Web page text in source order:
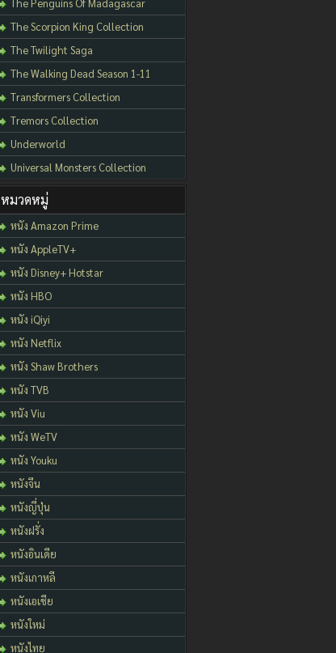
The Scorpion King Collection
The Twilight Saga
The Walking Dead Season 1-11
Transformers Collection
Tremors Collection
Underworld
Universal Monsters Collection
หมวดหมู่
หนัง Amazon Prime
หนัง AppleTV+
หนัง Disney+ Hotstar
หนัง HBO
หนัง iQiyi
หนัง Netflix
หนัง Shaw Brothers
หนัง TVB
หนัง Viu
หนัง WeTV
หนัง Youku
หนังจีน
หนังญี่ปุ่น
หนังฝรั่ง
หนังอินเดีย
หนังเกาหลี
หนังเอเชีย
หนังใหม่
หนังไทย